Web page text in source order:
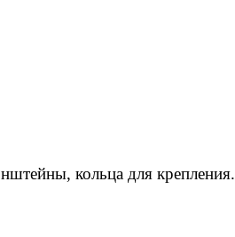
кольца для крепления.